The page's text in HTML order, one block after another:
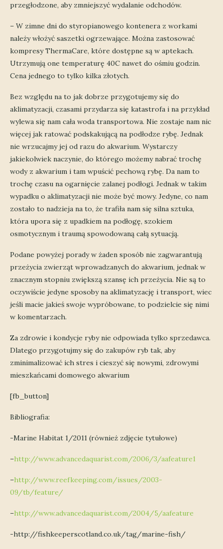
przegłodzone, aby zmniejszyć wydalanie odchodów.
– W zimne dni do styropianowego kontenera z workami
należy włożyć saszetki ogrzewające. Można zastosować
kompresy ThermaCare, które dostępne są w aptekach.
Utrzymują one temperaturę 40C nawet do ośmiu godzin.
Cena jednego to tylko kilka złotych.
Bez względu na to jak dobrze przygotujemy się do
aklimatyzacji, czasami przydarza się katastrofa i na przykład
wylewa się nam cała woda transportowa. Nie zostaje nam nic
więcej jak ratować podskakującą na podłodze rybę. Jednak
nie wrzucajmy jej od razu do akwarium. Wystarczy
jakiekolwiek naczynie, do którego możemy nabrać trochę
wody z akwarium i tam wpuścić pechową rybę. Da nam to
trochę czasu na ogarnięcie zalanej podłogi. Jednak w takim
wypadku o aklimatyzacji nie może być mowy. Jedyne, co nam
zostało to nadzieja na to, że trafiła nam się silna sztuka,
która upora się z upadkiem na podłogę, szokiem
osmotycznym i traumą spowodowaną całą sytuacją.
Podane powyżej porady w żaden sposób nie zagwarantują
przeżycia zwierząt wprowadzanych do akwarium, jednak w
znacznym stopniu zwiększą szansę ich przeżycia. Nie są to
oczywiście jedyne sposoby na aklimatyzację i transport, wiec
jeśli macie jakieś swoje wypróbowane, to podzielcie się nimi
w komentarzach.
Za zdrowie i kondycje ryby nie odpowiada tylko sprzedawca.
Dlatego przygotujmy się do zakupów ryb tak, aby
zminimalizować ich stres i cieszyć się nowymi, zdrowymi
mieszkańcami domowego akwarium
[fb_button]
Bibliografia:
-Marine Habitat 1/2011 (również zdjęcie tytułowe)
–http://www.advancedaquarist.com/2006/3/aafeature1
–http://www.reefkeeping.com/issues/2003-
09/tb/feature/
–http://www.advancedaquarist.com/2004/5/aafeature
-http://fishkeeperscotland.co.uk/tag/marine-fish/